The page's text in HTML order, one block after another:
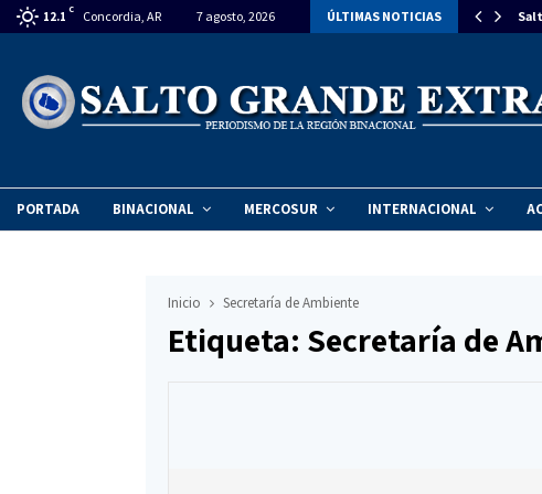
12.1 C Concordia, AR 7 agosto, 2026 ÚLTIMAS NOTICIAS
energético sustentable: estiman una inversión de $270 millones para…
PORTADA BINACIONAL MERCOSUR INTERNACIONAL
Inicio Secretaría de Ambiente
Etiqueta: Secretaría de